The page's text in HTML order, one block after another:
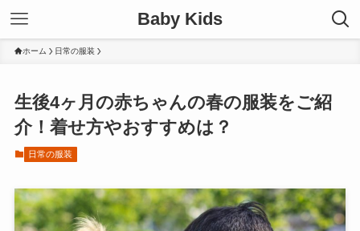
Baby Kids
ホーム 日常の服装
生後4ヶ月の赤ちゃんの春の服装をご紹
介！着せ方やおすすめは？
日常の服装